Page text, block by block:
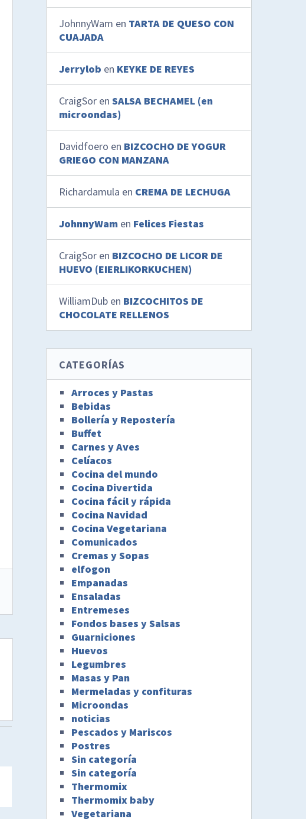
JohnnyWam en TARTA DE QUESO CON
CUAJADA
Jerrylob en KEYKE DE REYES
CraigSor enSALSA BECHAMEL (en
microondas)
Davidfoero en BIZCOCHO DE YOGUR
GRIEGO CON MANZANA
Richardamula en CREMA DE LECHUGA
JohnnyWam en Felices Fiestas
CraigSor en BIZCOCHO DE LICOR DE
HUEVO (EIERLIKORKUCHEN)
WilliamDub en BIZCOCHITOS DE
CHOCOLATE RELLENOS
CATEGORÍAS
Arroces y Pastas
Bebidas
Bollería y Repostería
Buffet
Carnes y Aves
Celíacos
Cocina del mundo
Cocina Divertida
Cocina fácil y rápida
Cocina Navidad
Cocina Vegetariana
Comunicados
Cremas y Sopas
elfogon
Empanadas
Ensaladas
Entremeses
Fondos bases y Salsas
Guarniciones
Huevos
Legumbres
Masas y Pan
Mermeladas y confituras
Microondas
noticias
Pescados y Mariscos
Postres
Sin categoría
Sin categoría
Thermomix
Thermomix baby
Vegetariana